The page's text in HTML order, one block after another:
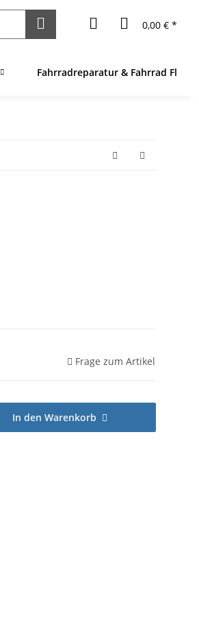
0,00 € *
Fahrradreparatur & Fahrrad
Frage zum Artikel
In den Warenkorb